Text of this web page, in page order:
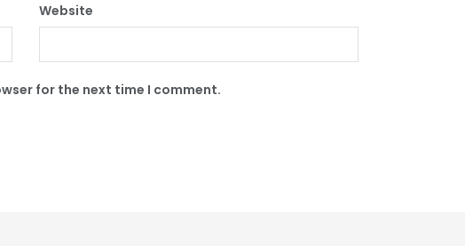
Website
for the next time I comment.